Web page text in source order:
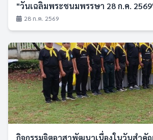
"วันเฉลิมพระชนมพรรษา 28 ก.ค.
28 ก.ค. 2569
กิจกรรมจิตอาสาพัฒนาเนื่องในวันสำคั